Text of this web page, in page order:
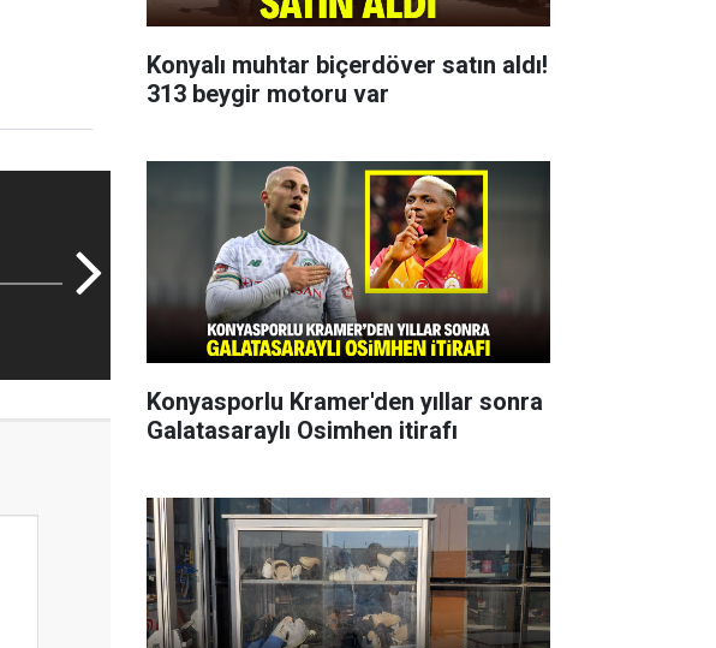
Konyalı muhtar biçerdöver satın aldı!
313 beygir motoru var
Konyasporlu Kramer'den yıllar sonra
Galatasaraylı Osimhen itirafı